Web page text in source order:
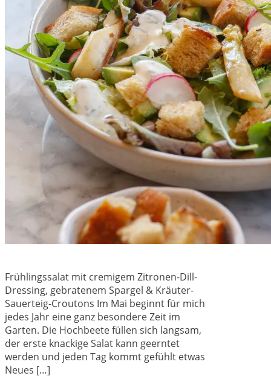
Frühlingssalat mit cremigem Zitronen-Dill-
Dressing, gebratenem Spargel & Kräuter-
Sauerteig-Croutons Im Mai beginnt für mich
jedes Jahr eine ganz besondere Zeit im
Garten. Die Hochbeete füllen sich langsam,
der erste knackige Salat kann geerntet
werden und jeden Tag kommt gefühlt etwas
Neues […]